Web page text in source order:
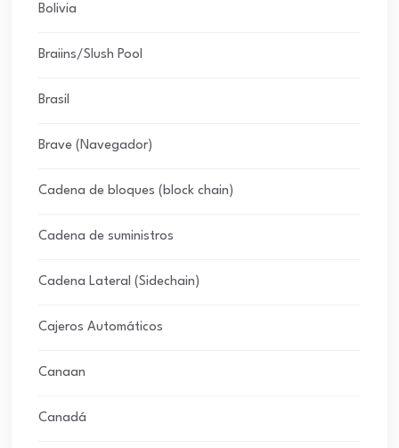
Bolivia
Braiins/Slush Pool
Brasil
Brave (Navegador)
Cadena de bloques (block chain)
Cadena de suministros
Cadena Lateral (Sidechain)
Cajeros Automáticos
Canaan
Canadá